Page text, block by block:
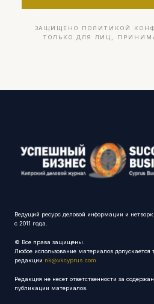
ЗАЩИЩЕНО ПОЛИТИКОЙ
ТОЛЬКО ДЛЯ ЛИЦ,
Ведущий ресурс деловой информации и
с 2011 года.
© Все права защищены.
Любое использование материалов допускается
редакции nk@vkcyprus.com
Редакция не несет ответственности за
публикации материалов.